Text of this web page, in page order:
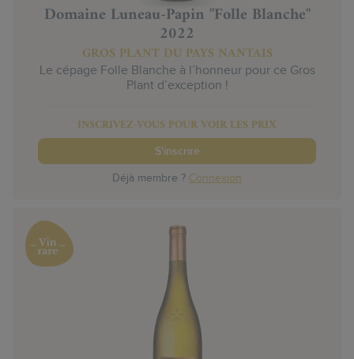
Domaine Luneau-Papin "Folle Blanche"
2022
GROS PLANT DU PAYS NANTAIS
Le cépage Folle Blanche à l’honneur pour ce Gros
Plant d’exception !
INSCRIVEZ-VOUS POUR VOIR LES PRIX
S'inscrire
Déjà membre ? Connexion